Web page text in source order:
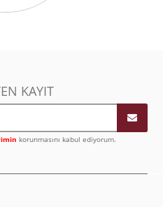
KAYIT
korunmasını kabul ediyorum.